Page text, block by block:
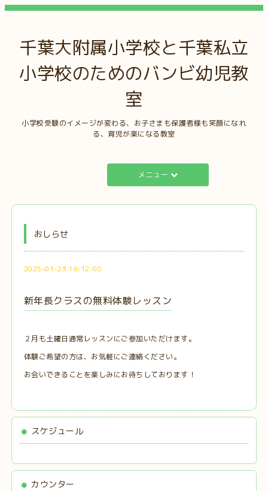
千葉大附属小学校と千葉私立
小学校のためのバンビ幼児教
室
小学校受験のイメージが変わる、お子さまも保護者様も笑顔になれ
る、育児が楽になる教室
メニュー
おしらせ
2025-01-23 19:12:00
新年長クラスの無料体験レッスン
２月も土曜日通常レッスンにご参加いただけます。
体験ご希望の方は、お気軽にご連絡ください。
お会いできることを楽しみにお待ちしております！
スケジュール
カウンター